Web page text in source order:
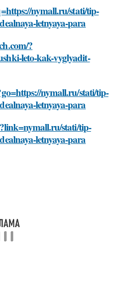
nymall.ru/stati/tip-
letnyaya-para
?
leto-kak-vyglyadit-
nymall.ru/stati/tip-
letnyaya-para
stati/tip-
letnyaya-para